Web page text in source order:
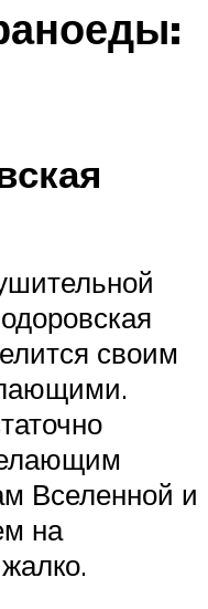
своим
Вселенной и
на